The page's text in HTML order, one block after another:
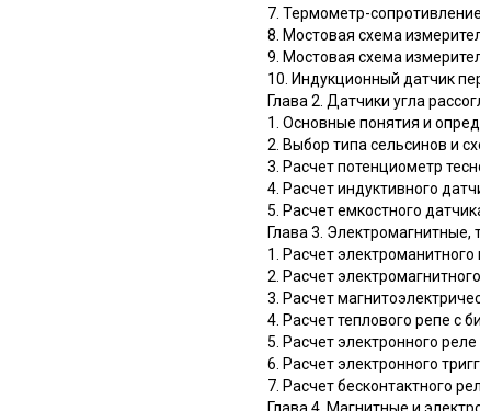
7. Термометр-сопротивление
8. Мостовая схема
9. Мостовая схема
10. Индукционный датчик
Глава 2. Датчики угла
1. Основные понятия и
2. Выбор типа сельсинов и
3. Расчет потенциометр
4. Расчет индуктивного
5. Расчет емкостного
Глава 3. Электромагнитные,
1. Расчет
2. Расчет
3. Расчет
4. Расчет теплового репе с
5. Расчет электронного
6. Расчет электронного
7. Расчет бесконтактного
Глава 4. Магнитные и